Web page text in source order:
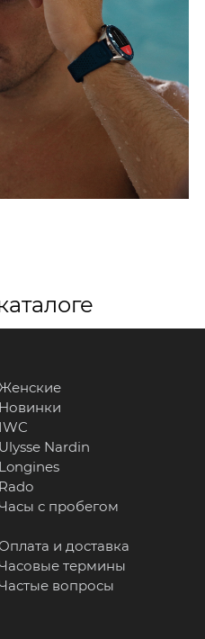
Новинки
IWC
Ulysse Nardin
Longines
Rado
Часы с пробегом
Оплата и доставка
Часовые термины
Частые вопросы